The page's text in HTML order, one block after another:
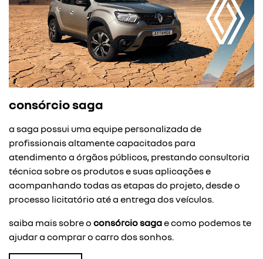
consórcio saga
a saga possui uma equipe personalizada de
profissionais altamente capacitados para
atendimento a órgãos públicos, prestando consultoria
técnica sobre os produtos e suas aplicações e
acompanhando todas as etapas do projeto, desde o
processo licitatório até a entrega dos veículos.
saiba mais sobre o consórcio sagae como podemos te
ajudar a comprar o carro dos sonhos.